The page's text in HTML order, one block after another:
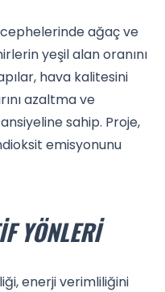
cephelerinde ağaç ve
yeşil alan oranını
hava kalitesini
azaltma ve
sahip. Proje,
emisyonunu
YÖNLERI
enerji verimliliğini